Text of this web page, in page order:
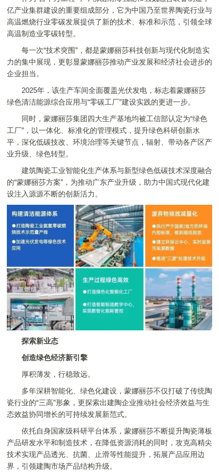
亿产业集群建设的重要组成部分，它为中国乃至世界陶瓷行业与
高温燃烧行业零碳发展提供了新的技术、标准和示范，引领全球
高温制造业零碳转型。
每一次“技术突围”，都是蒙娜丽莎科技创新与现代化制造实
力的集中展现，更彰显蒙娜丽莎推动产业发展和经济社会进步的
企业担当。
2025年，该生产车间全面覆盖光伏发电，标志着蒙娜丽莎
绿色清洁能源综合应用与“零碳工厂”建设实践的更进一步。
同时， 蒙娜丽莎集团四大生产基地均被工信部认定为“绿色
工厂”，以一体化、标准化的管理模式，提升绿色科研创新水
平，深化低碳技改、环境治理等关键节点，辐射、带动各产区产
业升级、绿色转型。
建筑陶瓷工业智能化生产体系与新型绿色低碳技术深度融合
的“蒙娜丽莎方案”，为推动广东产业升级，助力中国式现代化建
设注入源源不断的创新活力。
探索新业态
创造绿色经济新引擎
厚积薄发，行稳致远。
多年深耕智能化、绿色化建设， 蒙娜丽莎不仅打破了传统陶
瓷行业的“三高”形象，更探索出建陶企业推动社会经济效益与生
态效益协同增长的可持续发展新范式。
依托自身国家级科研平台体系， 蒙娜丽莎不断提升陶瓷薄板
产品研发水平和制造技术，在降低资源消耗的同时，攻克高精尖
技术实现产品透光、抗菌、止滑等性能提升，拓展产品应用边
界，引领建陶市场产品结构升级。